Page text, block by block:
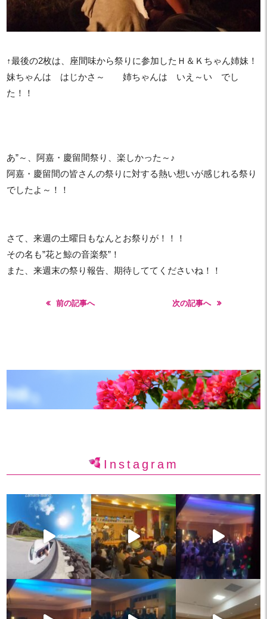
↑最後の2枚は、座間味から祭りに参加したＨ＆Ｋちゃん姉妹！
妹ちゃんは はじかさ～ 姉ちゃんは いえ～い でし
た！！
あ”～、阿嘉・慶留間祭り、楽しかった～♪
阿嘉・慶留間の皆さんの祭りに対する熱い想いが感じれる祭り
でしたよ～！！
さて、来週の土曜日もなんとお祭りが！！！
その名も”花と鯨の音楽祭”！
また、来週末の祭り報告、期待しててくださいね！！
前の記事へ 次の記事へ
Instagram